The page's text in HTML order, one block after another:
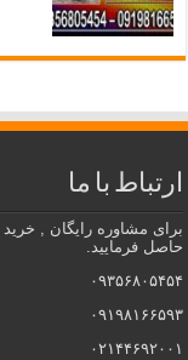
ارتباط با ما
برای مشاوره رایگان ,
حاصل فرمایید.
۰۹۳۵۶۸۰۵۴۵۴
۰۹۱۹۸۱۶۶۵۹۳
۰۲۱۴۴۶۹۲۰۰۱